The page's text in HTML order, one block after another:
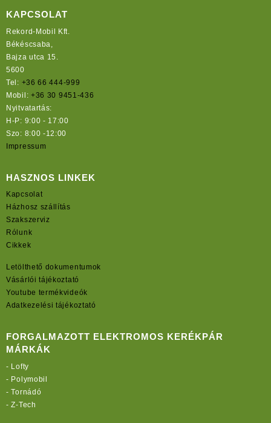
KAPCSOLAT
Rekord-Mobil Kft.
Békéscsaba,
Bajza utca 15.
5600
Tel: +36 66 444-999
Mobil: +36 30 9451-436
Nyitvatartás:
H-P: 9:00 - 17:00
Szo: 8:00 -12:00
Impressum
HASZNOS LINKEK
Kapcsolat
Házhosz szállítás
Szakszerviz
Rólunk
Cikkek
Letölthető dokumentumok
Vásárlói tájékoztató
Youtube termékvideók
Adatkezelési tájékoztató
FORGALMAZOTT ELEKTROMOS KERÉKPÁR
MÁRKÁK
- Lofty
- Polymobil
-Tornádó
-Z-Tech